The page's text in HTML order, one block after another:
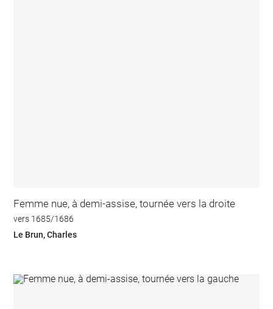
Femme nue, à demi-assise, tournée vers la droite
vers 1685/1686
Le Brun, Charles